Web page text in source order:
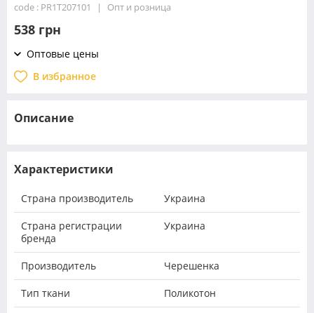
code : PR1T207101
Опт и розница
538 грн
Оптовые цены
В избранное
Описание
Характеристики
Страна производитель Украина
Страна регистрации
бренда
Украина
Производитель Черешенка
Тип ткани Поликотон